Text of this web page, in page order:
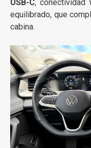
USB-C, conectividad
equilibrado, que
cabina.